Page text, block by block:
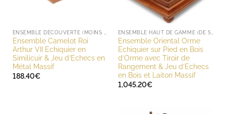
ENSEMBLE DÉCOUVERTE (MOINS DE 200 EUROS)
Ensemble Camelot Roi
Arthur VII Echiquier en
Similicuir & Jeu d’Echecs en
Métal Massif
188.40€
ENSEMBLE HAUT DE GAMME (DE 500 À 1000 EUROS)
Ensemble Oriental Orme
Echiquier sur Pied en Bois
d’Orme avec Tiroir de
Rangement & Jeu d’Echecs
en Bois et Laiton Massif
1,045.20€